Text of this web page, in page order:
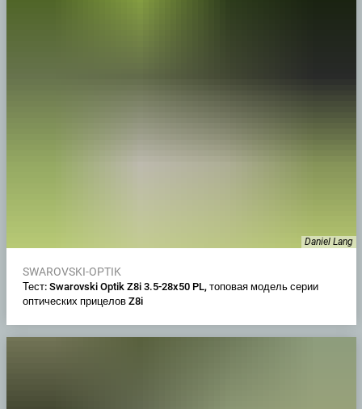
Daniel Lang
SWAROVSKI-OPTIK
Тест: Swarovski Optik Z8i 3.5-28x50 PL, топовая модель серии
оптических прицелов Z8i